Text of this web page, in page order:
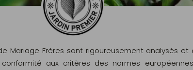
Mariage Frères sont rigoureusement analysés et
aux critères des normes